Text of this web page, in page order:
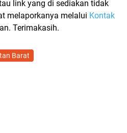
link yang di sediakan tidak
melaporkanya melalui Kontak
Terimakasih.
Barat